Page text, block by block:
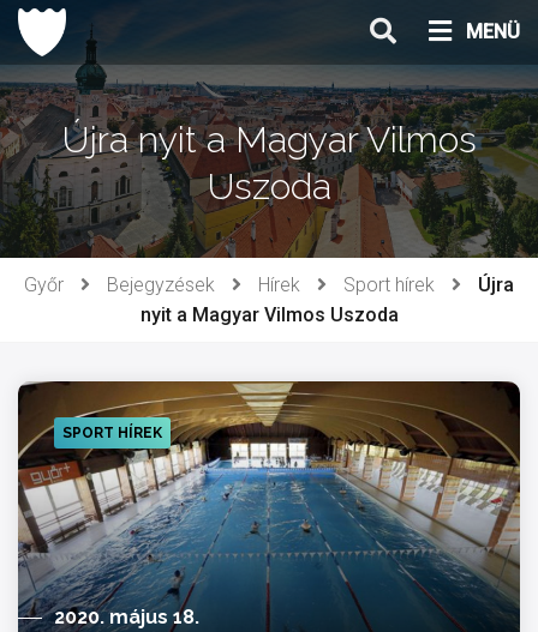
Ugrás
tartalomhoz
MENÜ
Újra nyit a Magyar Vilmos
Uszoda
Győr Bejegyzések Hírek Sport hírek
Újra
nyit a Magyar Vilmos Uszoda
SPORT HÍREK
2020. május 18.